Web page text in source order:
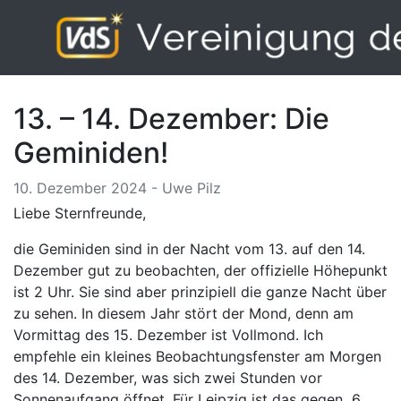
13. – 14. Dezember: Die
Geminiden!
10. Dezember 2024 - Uwe Pilz
Liebe Sternfreunde,
die Geminiden sind in der Nacht vom 13. auf den 14.
Dezember gut zu beobachten, der offizielle Höhepunkt
ist 2 Uhr. Sie sind aber prinzipiell die ganze Nacht über
zu sehen. In diesem Jahr stört der Mond, denn am
Vormittag des 15. Dezember ist Vollmond. Ich
empfehle ein kleines Beobachtungsfenster am Morgen
des 14. Dezember, was sich zwei Stunden vor